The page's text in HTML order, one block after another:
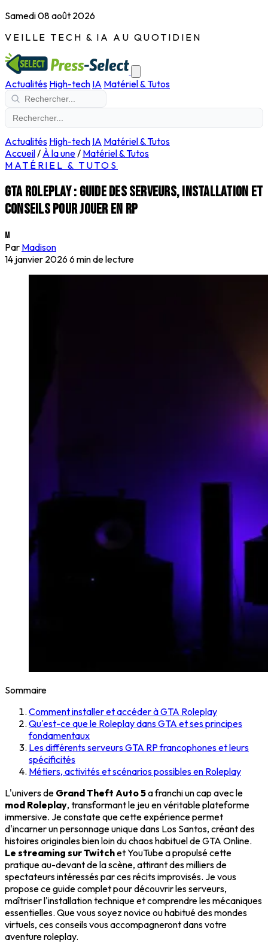
Samedi 08 août 2026
VEILLE TECH & IA AU QUOTIDIEN
Actualités High-tech IA Matériel & Tutos
Actualités High-tech IA Matériel & Tutos
Accueil/ À la une/ Matériel & Tutos
MATÉRIEL & TUTOS
GTA roleplay : guide des serveurs, installation et
conseils pour jouer en RP
M
Par Madison
14 janvier 20266 min de lecture
Sommaire
Comment installer et accéder à GTA Roleplay
Qu'est-ce que le Roleplay dans GTA et ses principes
fondamentaux
Les différents serveurs GTA RP francophones et leurs
spécificités
Métiers, activités et scénarios possibles en Roleplay
L'univers de Grand Theft Auto 5a franchi un cap avec le
mod Roleplay, transformant le jeu en véritable plateforme
immersive. Je constate que cette expérience permet
d'incarner un personnage unique dans Los Santos, créant des
histoires originales bien loin du chaos habituel de GTA Online.
Le streaming sur Twitchet YouTube a propulsé cette
pratique au-devant de la scène, attirant des milliers de
spectateurs intéressés par ces récits improvisés. Je vous
propose ce guide complet pour découvrir les serveurs,
maîtriser l'installation technique et comprendre les mécaniques
essentielles. Que vous soyez novice ou habitué des mondes
virtuels, ces conseils vous accompagneront dans votre
aventure roleplay.